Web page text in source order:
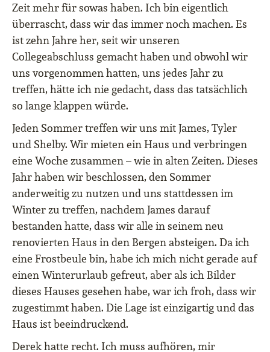
Zeit mehr für sowas haben. Ich bin eigentlich
überrascht, dass wir das immer noch machen. Es
ist zehn Jahre her, seit wir unseren
Collegeabschluss gemacht haben und obwohl wir
uns vorgenommen hatten, uns jedes Jahr zu
treffen, hätte ich nie gedacht, dass das tatsächlich
so lange klappen würde.
Jeden Sommer treffen wir uns mit James, Tyler
und Shelby. Wir mieten ein Haus und verbringen
eine Woche zusammen – wie in alten Zeiten. Dieses
Jahr haben wir beschlossen, den Sommer
anderweitig zu nutzen und uns stattdessen im
Winter zu treffen, nachdem James darauf
bestanden hatte, dass wir alle in seinem neu
renovierten Haus in den Bergen absteigen. Da ich
eine Frostbeule bin, habe ich mich nicht gerade auf
einen Winterurlaub gefreut, aber als ich Bilder
dieses Hauses gesehen habe, war ich froh, dass wir
zugestimmt haben. Die Lage ist einzigartig und das
Haus ist beeindruckend.
Derek hatte recht. Ich muss aufhören, mir